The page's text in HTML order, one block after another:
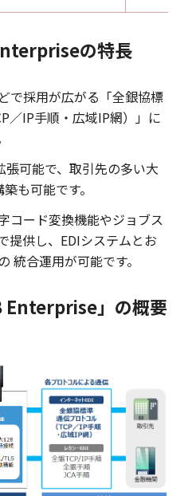
の特長
で採用が広がる「全銀協標
／IP手順・広域IP網）」に
可能で、取引先の多い大
も可能です。
コード変換機能やジョブス
提供し、EDIシステムとお
統合運用が可能です。
Enterprise」の概要